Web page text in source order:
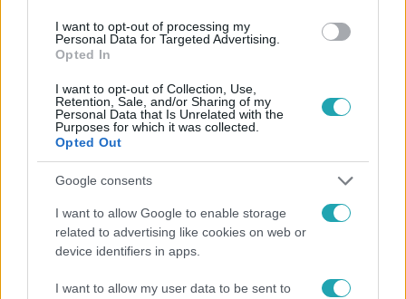
I want to opt-out of processing my
Personal Data for Targeted Advertising.
Opted In
I want to opt-out of Collection, Use,
Retention, Sale, and/or Sharing of my
Personal Data that Is Unrelated with the
Purposes for which it was collected.
Opted Out
Google consents
I want to allow Google to enable storage
related to advertising like cookies on web or
device identifiers in apps.
I want to allow my user data to be sent to
BEJGLI INFLÁCIÓ #ÉLELMISZERÁRAK #DIÓ
CUKRÁSZDA #TOP HÍREK
Népszerű